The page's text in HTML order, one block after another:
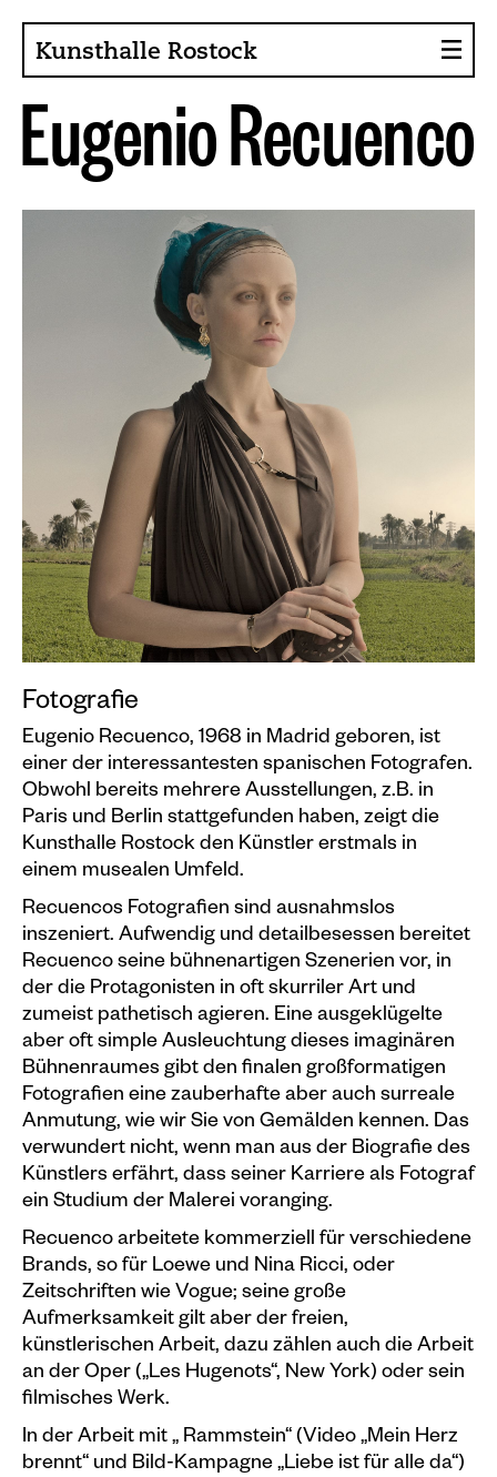
Kunsthalle Rostock
About the Art Hall
Collection
Contact persons
Sponsors, Projects
Café, Bistro
Current issues
News
Events calendar
Information
Visit
Programm
Kunstvermittlung &
Museumspädagogik
Exhibitions
Current
Preview
Shop
Kataloge
Plakate
Sondereditionen
Editionen
Merchandise
EugenioRecuenco
Fotografie
Eugenio Recuenco, 1968 in Madrid geboren, ist
einer der interessantesten spanischen Fotografen.
Obwohl bereits mehrere Ausstellungen, z.B. in
Paris und Berlin stattgefunden haben, zeigt die
Kunsthalle Rostock den Künstler erstmals in
einem musealen Umfeld.
Recuencos Fotografien sind ausnahmslos
inszeniert. Aufwendig und detailbesessen bereitet
Recuenco seine bühnenartigen Szenerien vor, in
der die Protagonisten in oft skurriler Art und
zumeist pathetisch agieren. Eine ausgeklügelte
aber oft simple Ausleuchtung dieses imaginären
Bühnenraumes gibt den finalen großformatigen
Fotografien eine zauberhafte aber auch surreale
Anmutung, wie wir Sie von Gemälden kennen. Das
verwundert nicht, wenn man aus der Biografie des
Künstlers erfährt, dass seiner Karriere als Fotograf
ein Studium der Malerei voranging.
Recuenco arbeitete kommerziell für verschiedene
Brands, so für Loewe und Nina Ricci, oder
Zeitschriften wie Vogue; seine große
Aufmerksamkeit gilt aber der freien,
künstlerischen Arbeit, dazu zählen auch die Arbeit
an der Oper („Les Hugenots“, New York) oder sein
filmisches Werk.
In der Arbeit mit „ Rammstein“ (Video „Mein Herz
brennt“ und Bild-Kampagne „Liebe ist für alle da“)